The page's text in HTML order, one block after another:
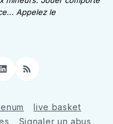
Appelez le
LinkedIn
RSS
live basket
Signaler un abus